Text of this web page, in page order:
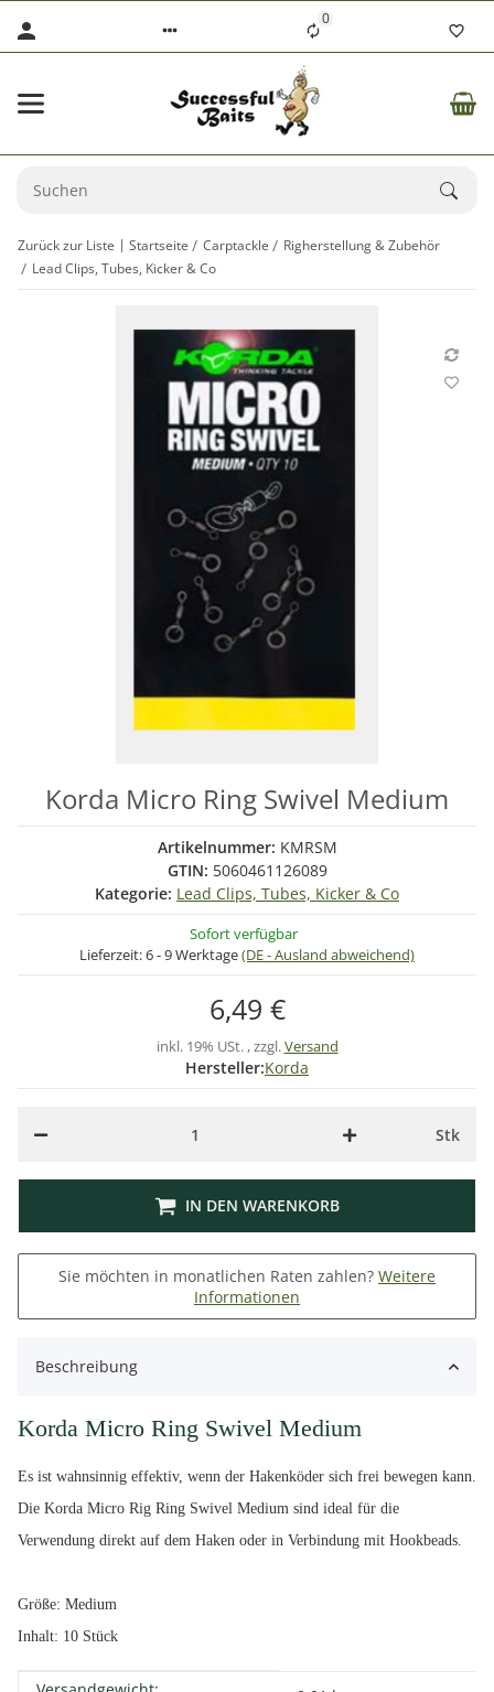
0
Zurück zur Liste Startseite Carptackle
Righerstellung & Zubehör
Lead Clips, Tubes, Kicker & Co
Korda Micro Ring Swivel Medium
Artikelnummer: KMRSM
GTIN: 5060461126089
Kategorie: Lead Clips, Tubes, Kicker & Co
Sofort verfügbar
Lieferzeit:6 - 9 Werktage(DE - Ausland abweichend)
6,49 €
inkl. 19% USt. , zzgl.Versand
Hersteller:Korda
Stk
IN DEN WARENKORB
Sie möchten in monatlichen Raten zahlen? Weitere
Informationen
Beschreibung
Korda Micro Ring Swivel Medium
Es ist wahnsinnig effektiv, wenn der Hakenköder sich frei bewegen kann.
Die Korda Micro Rig Ring Swivel Medium sind ideal für die
Verwendung direkt auf dem Haken oder in Verbindung mit Hookbeads.
Größe: Medium
Inhalt: 10 Stück